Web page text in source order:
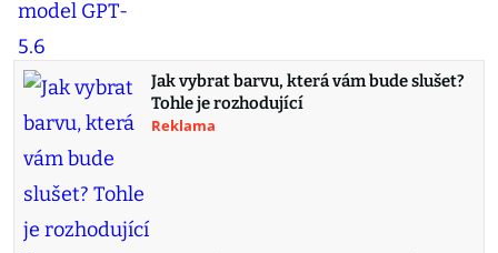
Jak vybrat barvu, která vám bude slušet?
Tohle je rozhodující
Reklama